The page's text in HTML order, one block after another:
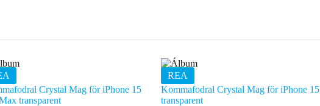
Crystal Mag för iPhone 15
transparent
REA
Kommafodral Crystal Mag för iPhone 15
transparent